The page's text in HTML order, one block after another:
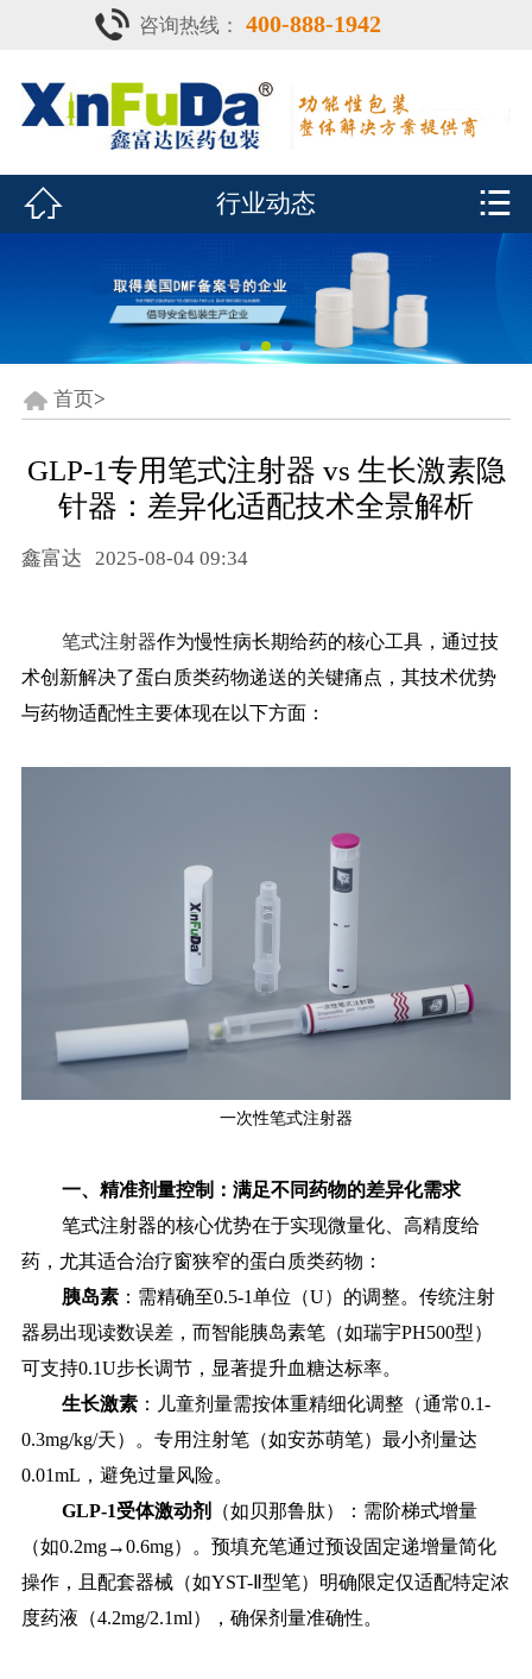
 首页
产品中心
鑫富达资质
行业动态
联系我们
CDE查询
咨询热线： 400-888-1942
 行业动态 
首页>
GLP-1专用笔式注射器 vs 生长激素隐
针器：差异化适配技术全景解析
鑫富达 2025-08-04 09:34
笔式注射器作为慢性病长期给药的核心工具，通过技
术创新解决了蛋白质类药物递送的关键痛点，其技术优势
与药物适配性主要体现在以下方面：
一次性笔式注射器
一、精准剂量控制：满足不同药物的差异化需求
笔式注射器的核心优势在于实现微量化、高精度给
药，尤其适合治疗窗狭窄的蛋白质类药物：
胰岛素：需精确至0.5-1单位（U）的调整。传统注射
器易出现读数误差，而智能胰岛素笔（如瑞宇PH500型）
可支持0.1U步长调节，显著提升血糖达标率。
生长激素：儿童剂量需按体重精细化调整（通常0.1-
0.3mg/kg/天）。专用注射笔（如安苏萌笔）最小剂量达
0.01mL，避免过量风险。
GLP-1受体激动剂
（如贝那鲁肽）：需阶梯式增量
（如0.2mg→0.6mg）。预填充笔通过预设固定递增量简化
操作，且配套器械（如YST-Ⅱ型笔）明确限定仅适配特定浓
度药液（4.2mg/2.1ml），确保剂量准确性。